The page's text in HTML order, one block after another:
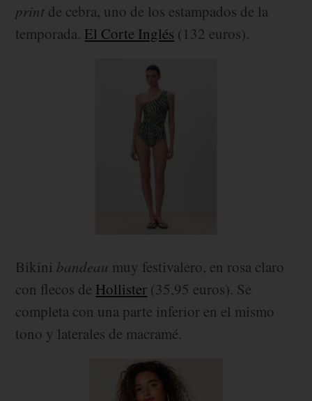
print de cebra, uno de los estampados de la
temporada. El Corte Inglés (132 euros).
Bikini bandeau muy festivalero, en rosa claro
con flecos de Hollister (35,95 euros). Se
completa con una parte inferior en el mismo
tono y laterales de macramé.